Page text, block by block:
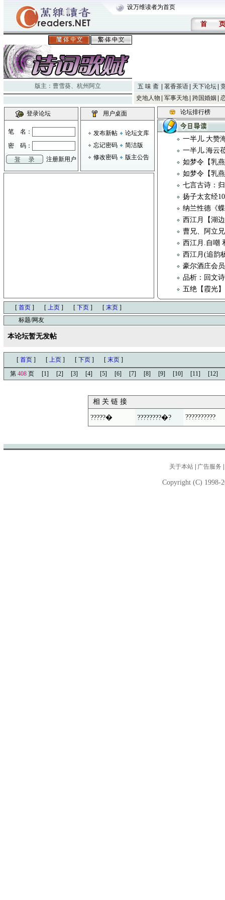
设万维读者为首页
首 页
版主： 曹雪葵、 杭州阿立 五 味 斋 茗香茶语 天下论坛
史地人物
军事天地 跨国婚姻
登录论坛
笔 名：
密 码：
注册新用户
用户桌面
发布新帖
论坛文库
忘记密码
简洁版
修改密码
版主公告
论坛排行榜
一半儿.大赞
一半儿.海云
如梦令【乳
如梦令【乳
七言古诗：
扬子太玄经
纳兰性德《
西江月【湖
曹兄、阿立
西江月.自嘲
西江月(追韵
豪尔酒庄会
品析：回文
五绝【霞光】
[ 首页 ] [ 上页 ] [ 下页 ] [ 末页 ]
标题/网友
本论坛暂无发帖
[ 首页 ] [ 上页 ] [ 下页 ] [ 末页 ]
第 408 页 [1] [2] [3] [4] [5] [6] [7] [8] [9] [10] [11] [12]
相 关 链 接
?????� ????????�? ??????????
关于本站 广告服务
Copyright (C) 1998-